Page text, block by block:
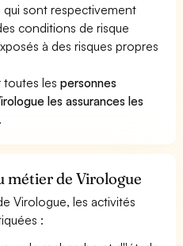
qui sont respectivement
conditions de risque
à des risques propres
toutes lespersonnes
les assurances les
.
métier de Virologue
Virologue, les activités
: